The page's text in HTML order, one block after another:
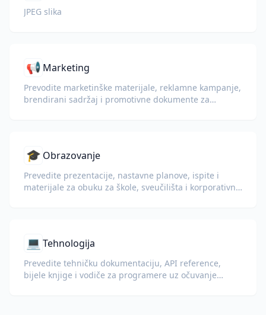
JPEG slika
📢 Marketing
Prevodite marketinške materijale, reklamne kampanje,
brendirani sadržaj i promotivne dokumente za
🎓 Obrazovanje
Prevedite prezentacije, nastavne planove, ispite i
materijale za obuku za škole, sveučilišta i korporativne
💻 Tehnologija
Prevedite tehničku dokumentaciju, API reference,
bijele knjige i vodiče za programere uz očuvanje